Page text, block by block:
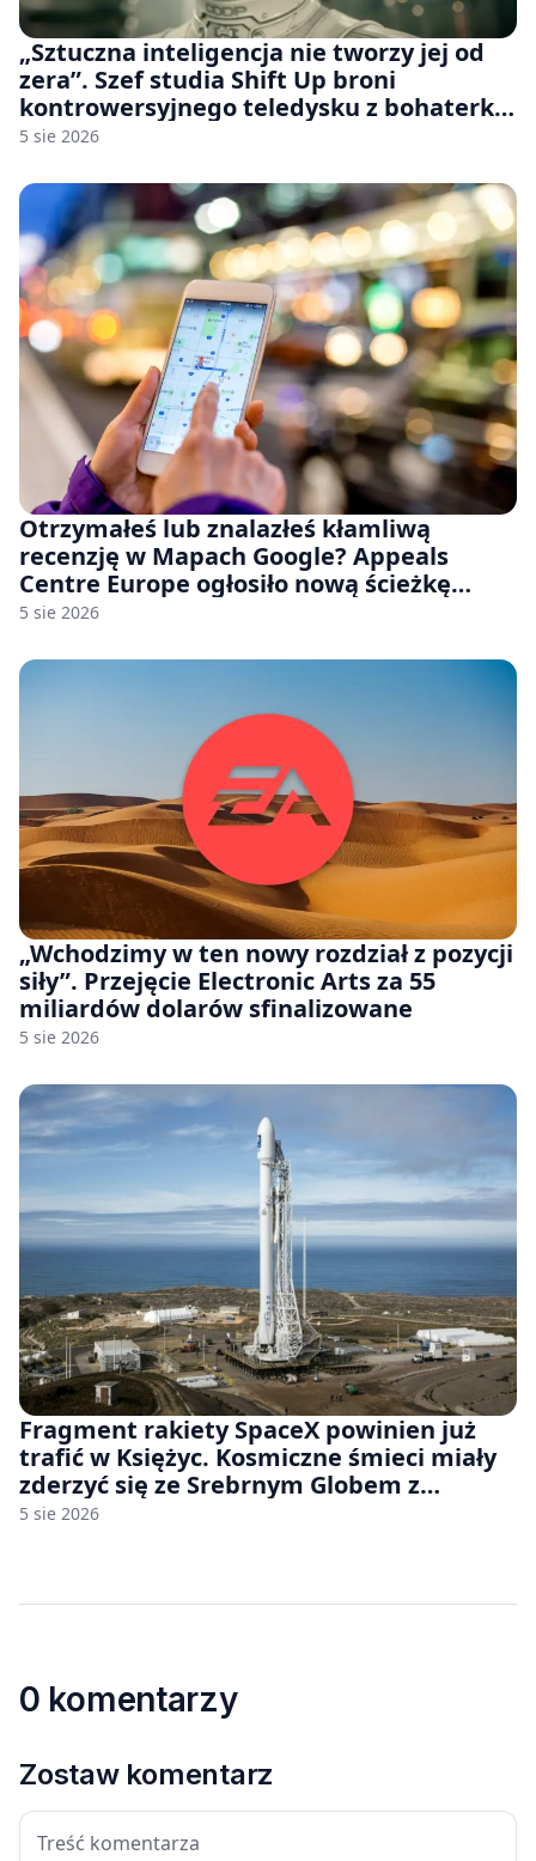
„Sztuczna inteligencja nie tworzy jej od
zera”. Szef studia Shift Up broni
kontrowersyjnego teledysku z bohaterką
Stellar Blade: Blood Rain
5 sie 2026
Otrzymałeś lub znalazłeś kłamliwą
recenzję w Mapach Google? Appeals
Centre Europe ogłosiło nową ścieżkę
odwoławczą dla firm i konsumentów
5 sie 2026
„Wchodzimy w ten nowy rozdział z pozycji
siły”. Przejęcie Electronic Arts za 55
miliardów dolarów sfinalizowane
5 sie 2026
Fragment rakiety SpaceX powinien już
trafić w Księżyc. Kosmiczne śmieci miały
zderzyć się ze Srebrnym Globem z
prędkością 8690 km/h
5 sie 2026
0 komentarzy
Zostaw komentarz